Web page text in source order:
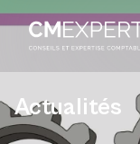
Actualités